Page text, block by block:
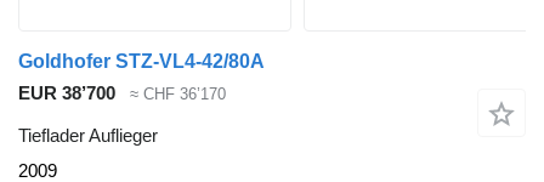
Goldhofer STZ-VL4-42/80A
EUR 38’700
≈ CHF 36’170
Tieflader Auflieger
2009